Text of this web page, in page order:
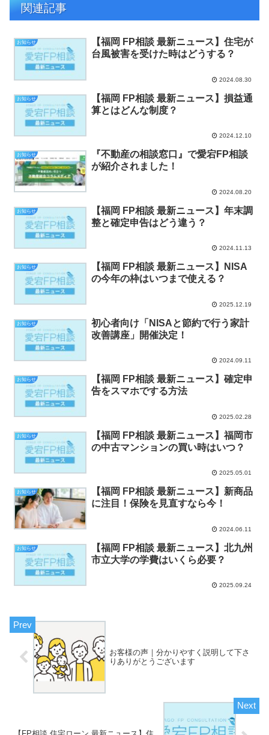
関連記事
お知らせ
【福岡 FP相談 最新ニュース】住宅が
台風被害を受けた時はどうする？
2024.08.30
お知らせ
【福岡 FP相談 最新ニュース】損益通
算とはどんな制度？
2024.12.10
お知らせ
『不動産の相談窓口』で愛宕FP相談
が紹介されました！
2024.08.20
お知らせ
【福岡 FP相談 最新ニュース】年末調
整と確定申告はどう違う？
2024.11.13
お知らせ
【福岡 FP相談 最新ニュース】NISA
の今年の枠はいつまで使える？
2025.12.19
お知らせ
初心者向け「NISAと節約で行う家計
改善講座」開催決定！
2024.09.11
お知らせ
【福岡 FP相談 最新ニュース】確定申
告をスマホでする方法
2025.02.28
お知らせ
【福岡 FP相談 最新ニュース】福岡市
の中古マンションの買い時はいつ？
2025.05.01
お知らせ
【福岡 FP相談 最新ニュース】新商品
に注目！保険を見直すなら今！
2024.06.11
お知らせ
【福岡 FP相談 最新ニュース】北九州
市立大学の学費はいくら必要？
2025.09.24
お客様の声｜分かりやすく説明して下さ
りありがとうございます